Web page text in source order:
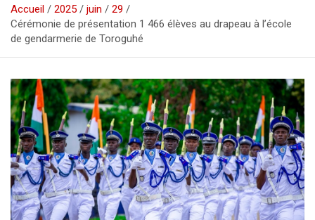
Accueil 2025 juin
29
Cérémonie de présentation 1 466 élèves au drapeau à l’école
de gendarmerie de Toroguhé